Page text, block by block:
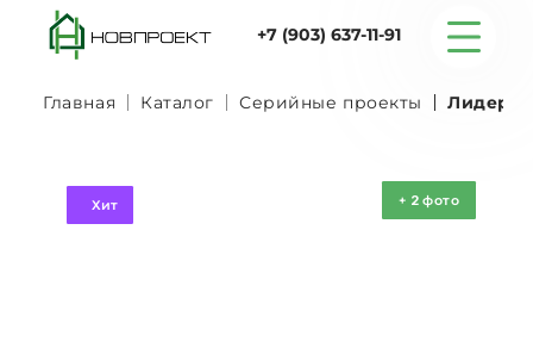
+7 (903) 637-11-91
Строительство
Главная Каталог Серийные проекты Лидер 7
Хит + 2фото